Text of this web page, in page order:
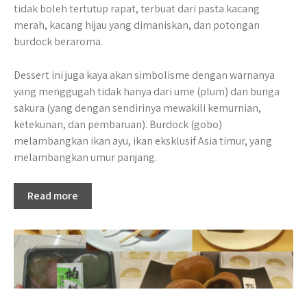
tidak boleh tertutup rapat, terbuat dari pasta kacang
merah, kacang hijau yang dimaniskan, dan potongan
burdock beraroma.
Dessert ini juga kaya akan simbolisme dengan warnanya
yang menggugah tidak hanya dari ume (plum) dan bunga
sakura (yang dengan sendirinya mewakili kemurnian,
ketekunan, dan pembaruan). Burdock (gobo)
melambangkan ikan ayu, ikan eksklusif Asia timur, yang
melambangkan umur panjang.
Read more